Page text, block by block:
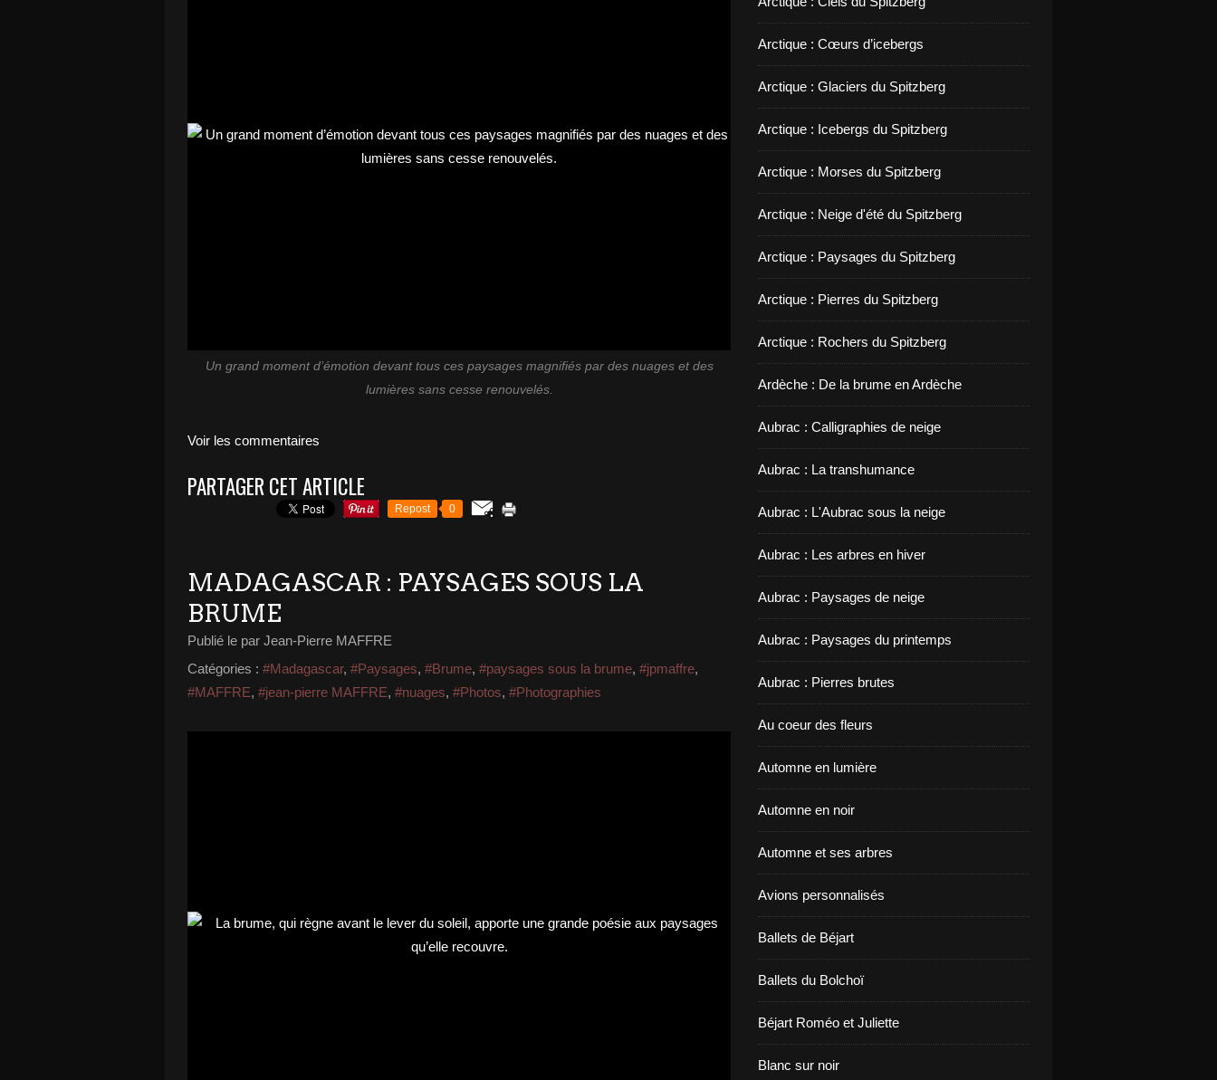
Un grand moment d’émotion devant tous ces paysages magnifiés par des nuages et des
lumières sans cesse renouvelés.
Voir les commentaires
PARTAGER CET ARTICLE
Repost 0
MADAGASCAR : PAYSAGES SOUS LA
BRUME
Publié le par Jean-Pierre MAFFRE
Catégories : #Madagascar, #Paysages, #Brume, #paysages sous la brume, #jpmaffre,
#MAFFRE, #jean-pierre MAFFRE, #nuages, #Photos, #Photographies
Arctique : Cœurs d’icebergs
Arctique : Glaciers du Spitzberg
Arctique : Icebergs du Spitzberg
Arctique : Morses du Spitzberg
Arctique : Neige d'été du Spitzberg
Arctique : Paysages du Spitzberg
Arctique : Pierres du Spitzberg
Arctique : Rochers du Spitzberg
Ardèche : De la brume en Ardèche
Aubrac : Calligraphies de neige
Aubrac : La transhumance
Aubrac : L'Aubrac sous la neige
Aubrac : Les arbres en hiver
Aubrac : Paysages de neige
Aubrac : Paysages du printemps
Aubrac : Pierres brutes
Au coeur des fleurs
Automne en lumière
Automne en noir
Automne et ses arbres
Avions personnalisés
Ballets de Béjart
Ballets du Bolchoï
Béjart Roméo et Juliette
Blanc sur noir